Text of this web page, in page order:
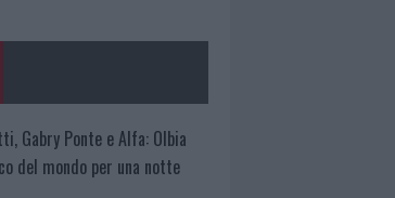
Gabry Ponte e Alfa: Olbia
del mondo per una notte